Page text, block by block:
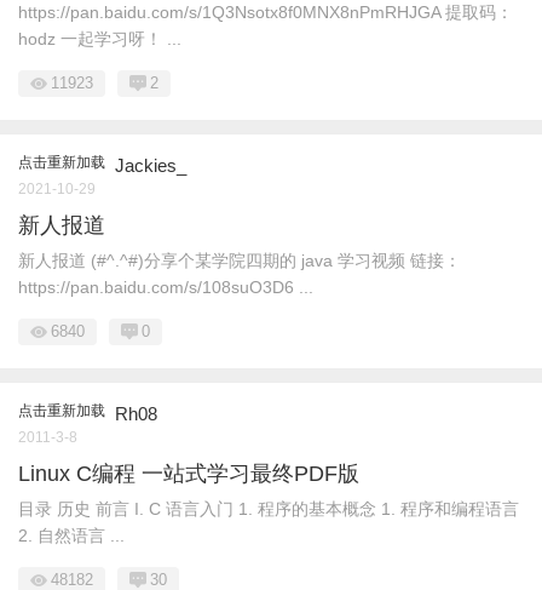
https://pan.baidu.com/s/1Q3Nsotx8f0MNX8nPmRHJGA 提取码：
hodz 一起学习呀！ ...
11923 2
点击重新加载 Jackies_
2021-10-29
新人报道
新人报道 (#^.^#)分享个某学院四期的 java 学习视频 链接：
https://pan.baidu.com/s/108suO3D6 ...
6840 0
点击重新加载 Rh08
2011-3-8
Linux C编程 一站式学习最终PDF版
目录 历史 前言 I. C 语言入门 1. 程序的基本概念 1. 程序和编程语言
2. 自然语言 ...
48182 30